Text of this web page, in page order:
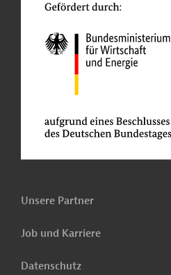
Unsere Partner
Job und Karriere
Datenschutz